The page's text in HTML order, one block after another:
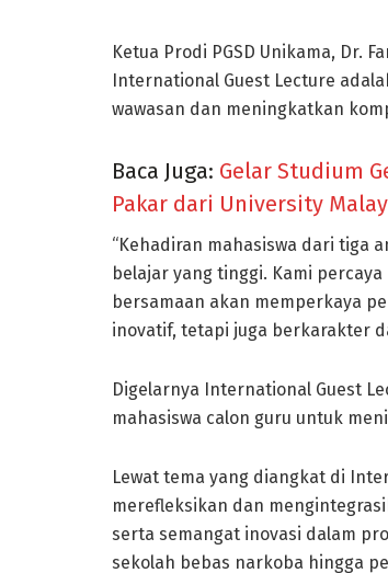
Ketua Prodi PGSD Unikama, Dr.
International Guest Lecture
wawasan dan meningkatkan
Baca Juga: Gelar Studium
Pakar dari University
“Kehadiran mahasiswa dari tiga
belajar yang tinggi. Kami
bersamaan akan memperkaya
inovatif, tetapi juga berkarakter
Digelarnya International Guest
mahasiswa calon guru untuk
Lewat tema yang diangkat di
merefleksikan dan
serta semangat inovasi dalam
sekolah bebas narkoba hingga